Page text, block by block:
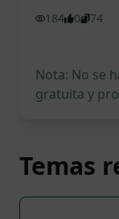
184 0 74
Nota: No se
gratuita y
Temas